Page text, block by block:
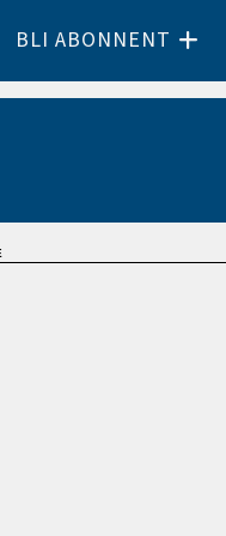
BLI ABONNENT